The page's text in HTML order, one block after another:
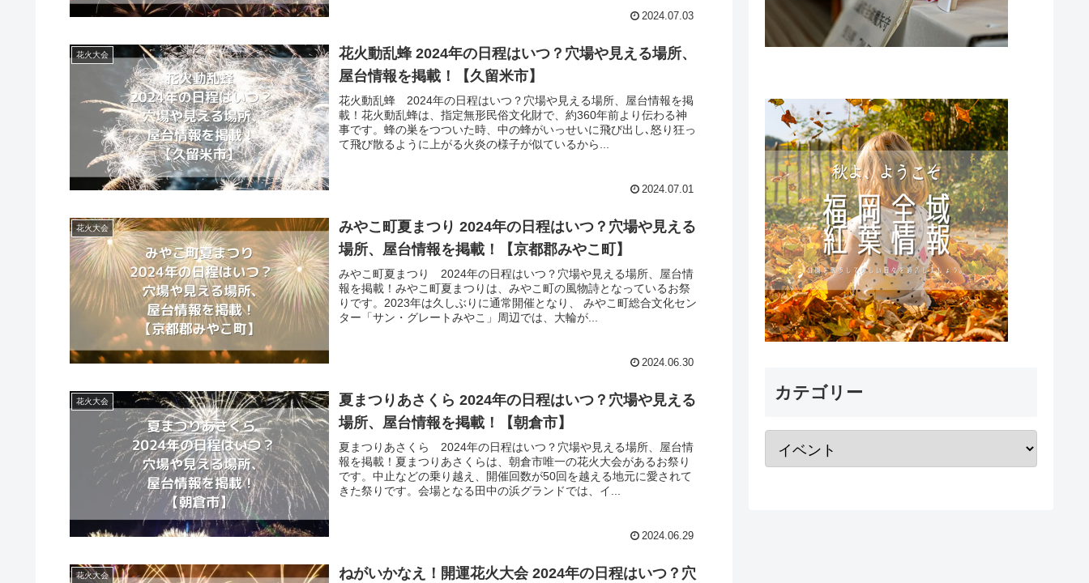
2024.07.03
花火大会
花火動乱蜂 2024年の日程はいつ？穴場や見える場所、
屋台情報を掲載！【久留米市】
花火動乱蜂 2024年の日程はいつ？穴場や見える場所、屋台情報を掲
載！花火動乱蜂は、指定無形民俗文化財で、約360年前より伝わる神
事です。蜂の巣をつついた時、中の蜂がいっせいに飛び出し､怒り狂っ
て飛び散るように上がる火炎の様子が似ているから...
2024.07.01
花火大会
みやこ町夏まつり 2024年の日程はいつ？穴場や見える
場所、屋台情報を掲載！【京都郡みやこ町】
みやこ町夏まつり 2024年の日程はいつ？穴場や見える場所、屋台情
報を掲載！みやこ町夏まつりは、みやこ町の風物詩となっているお祭
りです。2023年は久しぶりに通常開催となり、 みやこ町総合文化セン
ター「サン・グレートみやこ」周辺では、大輪が...
2024.06.30
花火大会
夏まつりあさくら 2024年の日程はいつ？穴場や見える
場所、屋台情報を掲載！【朝倉市】
夏まつりあさくら 2024年の日程はいつ？穴場や見える場所、屋台情
報を掲載！夏まつりあさくらは、朝倉市唯一の花火大会があるお祭り
です。中止などの乗り越え、開催回数が50回を越える地元に愛されて
きた祭りです。会場となる田中の浜グランドでは、イ...
2024.06.29
花火大会
ねがいかなえ！開運花火大会 2024年の日程はいつ？穴
カテゴリー